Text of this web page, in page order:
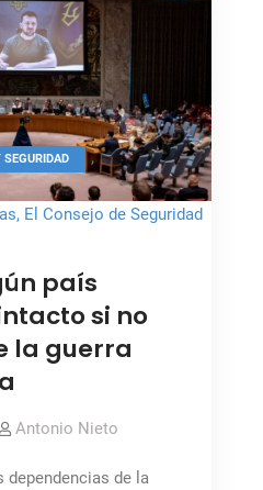
El Consejo de Seguridad
SEGURIDAD ,
país
si no
la guerra
Antonio Nieto
dependencias de la